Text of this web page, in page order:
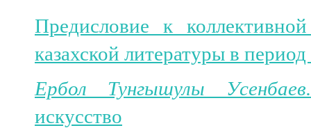
Предисловие к
казахской литературы в
Ербол Тунгышулы
искусство